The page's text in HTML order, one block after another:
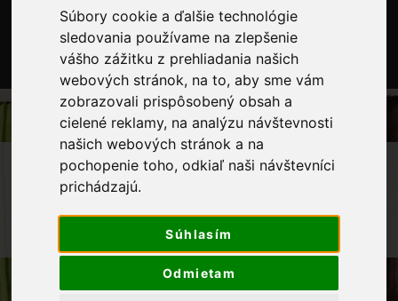
Súbory cookie a ďalšie technológie
sledovania používame na zlepšenie
vášho zážitku z prehliadania našich
webových stránok, na to, aby sme vám
zobrazovali prispôsobený obsah a
cielené reklamy, na analýzu návštevnosti
našich webových stránok a na
pochopenie toho, odkiaľ naši návštevníci
prichádzajú.
Súhlasím
Odmietam
OBCHOD GALANTÉRIA NITE
POLYESTEROVÁ NIŤ GÜTERMANN JEANS
POLYESTEROVÁ NIŤ GUTERMAN JEANS
30M 8 ŠEDÁ